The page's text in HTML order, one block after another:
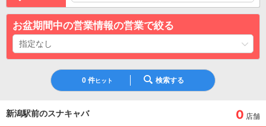
お盆期間中の営業情報の営業で絞る
0 件ヒット 検索する
新潟駅前のスナキャバ 0 店舗